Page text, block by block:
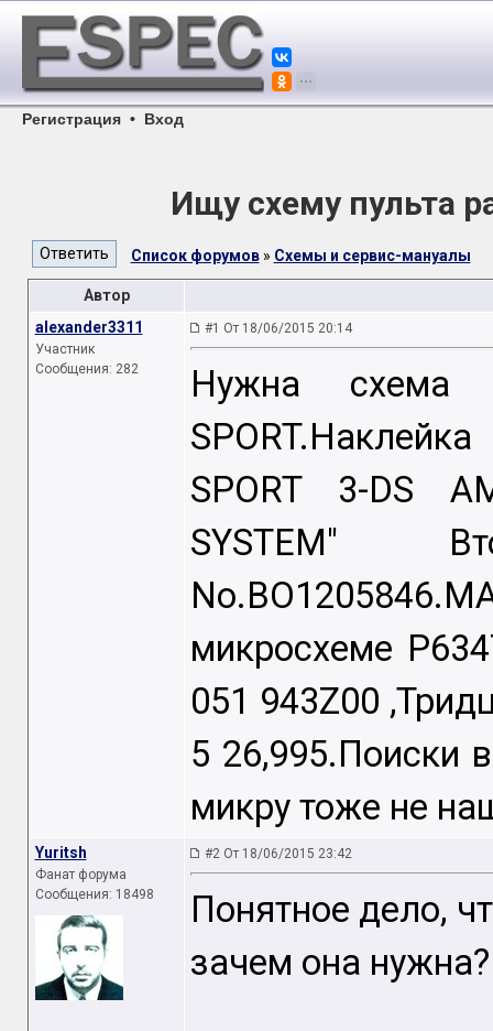
Регистрация • Вход
Ищу схему пульта
Список форумов» Схемы и сервис-мануалы
Автор
alexander3311
Участник
Сообщения: 282
#1 От 18/06/2015 20:14
Нужна схема
SPORT 3-DS
SYSTEM"
микросхеме
051 943Z00
5 26,995.Поиски
микру тоже не
Yuritsh
Фанат форума
Сообщения: 18498
#2 От 18/06/2015 23:42
Понятное дело,
зачем она нужна?